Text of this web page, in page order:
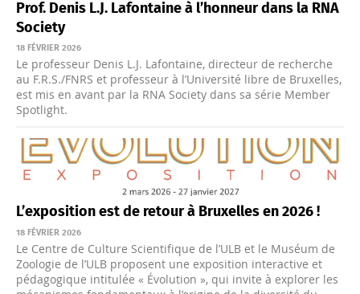
Prof. Denis L.J. Lafontaine à l’honneur dans la RNA
Society
18 FÉVRIER 2026
Le professeur Denis L.J. Lafontaine, directeur de recherche
au F.R.S./FNRS et professeur à l’Université libre de Bruxelles,
est mis en avant par la RNA Society dans sa série Member
Spotlight.
L’exposition est de retour à Bruxelles en 2026 !
18 FÉVRIER 2026
Le Centre de Culture Scientifique de l’ULB et le Muséum de
Zoologie de l’ULB proposent une exposition interactive et
pédagogique intitulée « Évolution », qui invite à explorer les